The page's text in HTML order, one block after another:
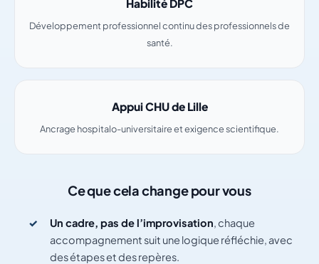
Habilité DPC
Développement professionnel continu des professionnels de
santé.
Appui CHU de Lille
Ancrage hospitalo-universitaire et exigence scientifique.
Ce que cela change pour vous
Un cadre, pas de l’improvisation, chaque
accompagnement suit une logique réfléchie, avec
des étapes et des repères.